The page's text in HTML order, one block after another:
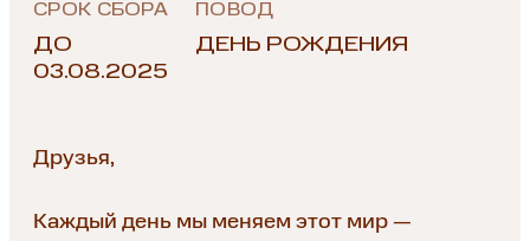
СРОК СБОРА
ДО
03.08.2025
ПОВОД
ДЕНЬ РОЖДЕНИЯ
Друзья,
Каждый день мы меняем этот мир —